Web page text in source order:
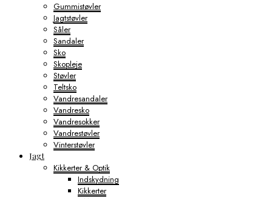
Gummistøvler
Jagtstøvler
Såler
Sandaler
Sko
Skopleje
Støvler
Teltsko
Vandresandaler
Vandresko
Vandresokker
Vandrestøvler
Vinterstøvler
Jagt
Kikkerter & Optik
Indskydning
Kikkerter